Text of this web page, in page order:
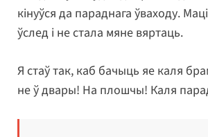
кінуўся да параднага ўваходу.
ўслед і не стала мяне вяртаць.
Я стаў так, каб бачыць яе каля
не ў двары! На плошчы! Каля